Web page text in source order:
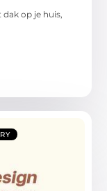
op je huis,